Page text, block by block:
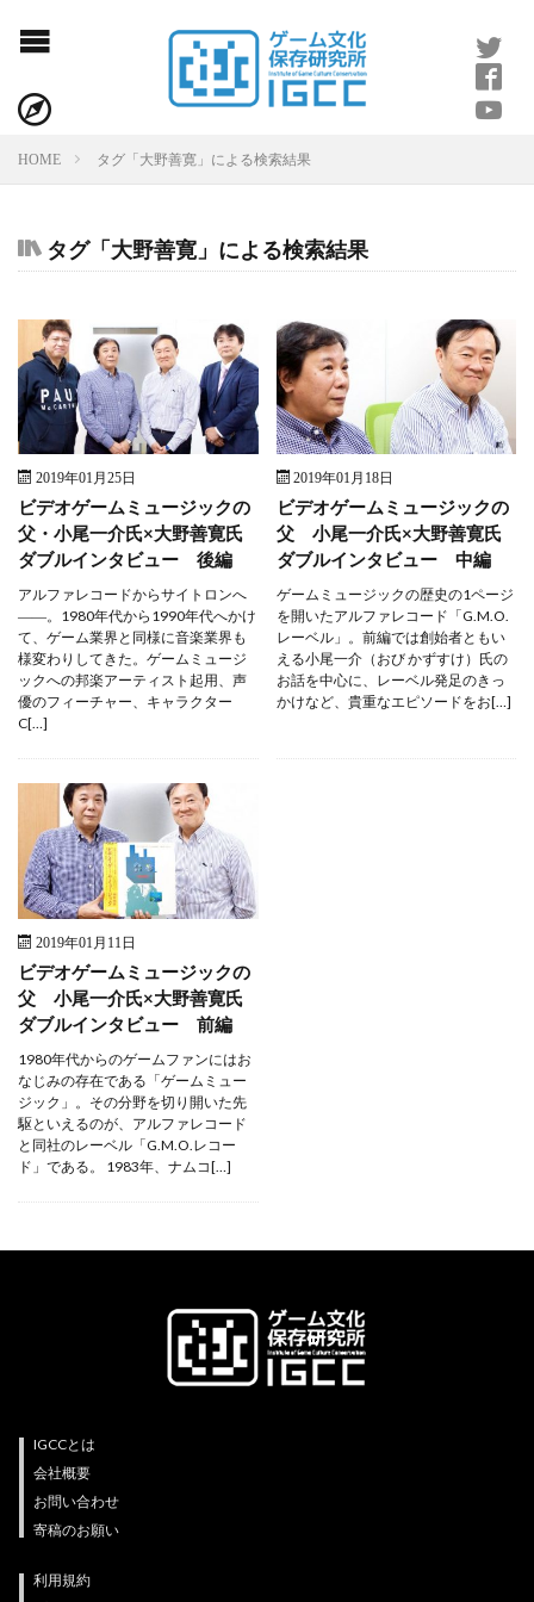
プライバシーポリシー
ライター紹介
HOME タグ「大野善寛」による検索結果
タグ「大野善寛」による検索結果
2019年01月25日
ビデオゲームミュージックの
父・小尾一介氏×大野善寛氏
ダブルインタビュー 後編
アルファレコードからサイトロンへ
――。1980年代から1990年代へかけ
て、ゲーム業界と同様に音楽業界も
様変わりしてきた。ゲームミュージ
ックへの邦楽アーティスト起用、声
優のフィーチャー、キャラクター
C[…]
2019年01月18日
ビデオゲームミュージックの
父 小尾一介氏×大野善寛氏
ダブルインタビュー 中編
ゲームミュージックの歴史の1ページ
を開いたアルファレコード「G.M.O.
レーベル」。前編では創始者ともい
える小尾一介（おび かずすけ）氏の
お話を中心に、レーベル発足のきっ
かけなど、貴重なエピソードをお[…]
2019年01月11日
ビデオゲームミュージックの
父 小尾一介氏×大野善寛氏
ダブルインタビュー 前編
1980年代からのゲームファンにはお
なじみの存在である「ゲームミュー
ジック」。その分野を切り開いた先
駆といえるのが、アルファレコード
と同社のレーベル「G.M.O.レコー
ド」である。 1983年、ナムコ[…]
IGCCとは
会社概要
お問い合わせ
寄稿のお願い
利用規約